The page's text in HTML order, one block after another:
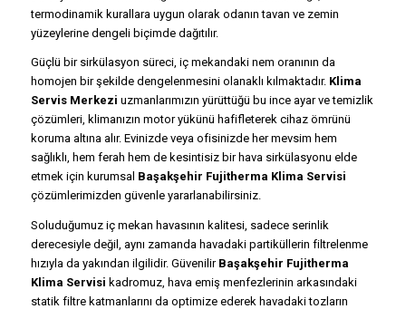
termodinamik kurallara uygun olarak odanın tavan ve zemin
yüzeylerine dengeli biçimde dağıtılır.
Güçlü bir sirkülasyon süreci, iç mekandaki nem oranının da
homojen bir şekilde dengelenmesini olanaklı kılmaktadır. Klima
Servis Merkezi uzmanlarımızın yürüttüğü bu ince ayar ve temizlik
çözümleri, klimanızın motor yükünü hafifleterek cihaz ömrünü
koruma altına alır. Evinizde veya ofisinizde her mevsim hem
sağlıklı, hem ferah hem de kesintisiz bir hava sirkülasyonu elde
etmek için kurumsal Başakşehir Fujitherma Klima Servisi
çözümlerimizden güvenle yararlanabilirsiniz.
Soluduğumuz iç mekan havasının kalitesi, sadece serinlik
derecesiyle değil, aynı zamanda havadaki partiküllerin filtrelenme
hızıyla da yakından ilgilidir. Güvenilir Başakşehir Fujitherma
Klima Servisi kadromuz, hava emiş menfezlerinin arkasındaki
statik filtre katmanlarını da optimize ederek havadaki tozların